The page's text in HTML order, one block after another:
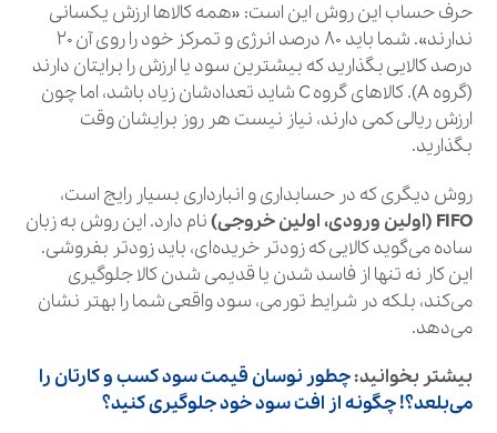
حرف حساب این روش این است: «همه کالاها ارزش یکسانی
ندارند». شما باید ۸۰ درصد انرژی و تمرکز خود را روی آن ۲۰
درصد کالایی بگذارید که بیشترین سود یا ارزش را برایتان دارند
(گروه A). کالاهای گروه C شاید تعدادشان زیاد باشد، اما چون
ارزش ریالی کمی دارند، نیاز نیست هر روز برایشان وقت
بگذارید.
روش دیگری که در حسابداری و انبارداری بسیار رایج است،
FIFO (اولین ورودی، اولین خروجی)
نام دارد. این روش به زبان
ساده می‌گوید کالایی که زودتر خریده‌ای، باید زودتر بفروشی.
این کار نه تنها از فاسد شدن یا قدیمی شدن کالا جلوگیری
می‌کند، بلکه در شرایط تورمی، سود واقعی شما را بهتر نشان
می‌دهد.
بیشتر بخوانید:چطور نوسان قیمت سود کسب و کارتان را
می‌بلعد؟! چگونه از افت سود خود جلوگیری کنید؟